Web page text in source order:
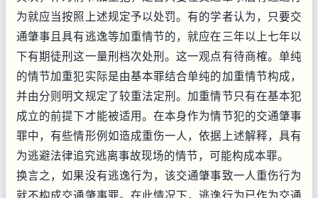
为就应当按照上述规定予以处罚。有的学者认为，只要交
通肇事且具有逃逸等加重情节的，就应在三年以上七年以
下有期徒刑这一量刑档次处刑。这一观点有待商榷。单纯
的情节加重犯实际是由基本罪结合单纯的加重情节构成，
并由分则明文规定了较重法定刑。加重情节只有在基本犯
成立的前提下才能被适用。在本身作为情节犯的交通肇事
罪中，有些情形例如造成重伤一人，依据上述解释，具有
为逃避法律追究逃离事故现场的情节，可能构成本罪。
换言之，如果没有逃逸行为，该交通肇事致一人重伤行为